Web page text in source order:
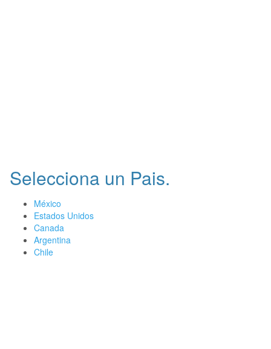
Selecciona un Pais.
México
Estados Unidos
Canada
Argentina
Chile